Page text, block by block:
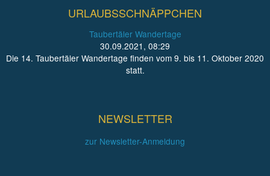
URLAUBSSCHNÄPPCHEN
Taubertäler Wandertage
30.09.2021, 08:29
Die 14. Taubertäler Wandertage finden vom 9. bis 11. Oktober 2020
statt.
NEWSLETTER
zur Newsletter-Anmeldung